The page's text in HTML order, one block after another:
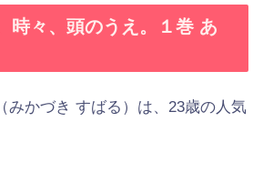
時々、頭のうえ。１巻 あ
かづき すばる）は、23歳の人気